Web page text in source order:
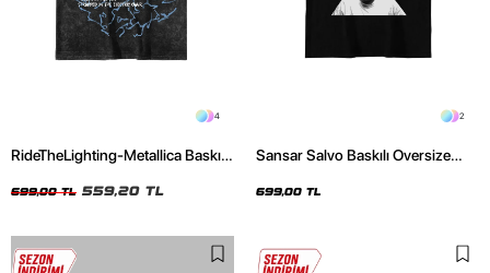
4
RideTheLighting-Metallica Baskılı
Tshirt
699,00 TL 559,20 TL
2
Sansar Salvo Baskılı Oversize
699,00 TL